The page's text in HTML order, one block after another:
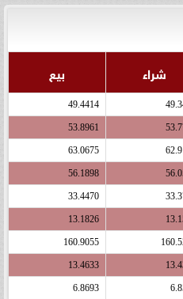
شراء بيع
49.4414
53.8961
63.0675
56.1898
33.4470
13.1826
160.9055
13.4633
6.8693